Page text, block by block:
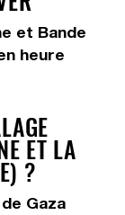
et Bande
heure
ET LA
?
Gaza